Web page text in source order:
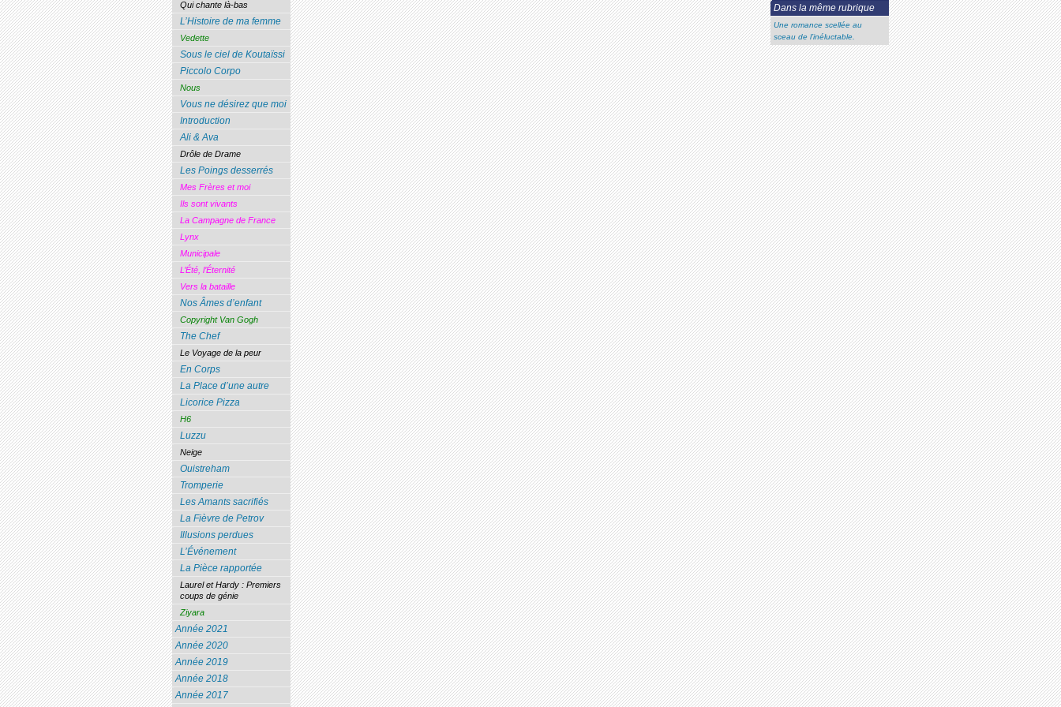
Dans la même rubrique
Une romance scellée au
sceau de l’inéluctable.
Qui chante là-bas
L’Histoire de ma femme
Vedette
Sous le ciel de Koutaïssi
Piccolo Corpo
Nous
Vous ne désirez que moi
Introduction
Ali & Ava
Drôle de Drame
Les Poings desserrés
Mes Frères et moi
Ils sont vivants
La Campagne de France
Lynx
Municipale
L’Été, l’Éternité
Vers la bataille
Nos Âmes d’enfant
Copyright Van Gogh
The Chef
Le Voyage de la peur
En Corps
La Place d’une autre
Licorice Pizza
H6
Luzzu
Neige
Ouistreham
Tromperie
Les Amants sacrifiés
La Fièvre de Petrov
Illusions perdues
L’Événement
La Pièce rapportée
Laurel et Hardy : Premiers
coups de génie
Ziyara
Année 2021
Année 2020
Année 2019
Année 2018
Année 2017